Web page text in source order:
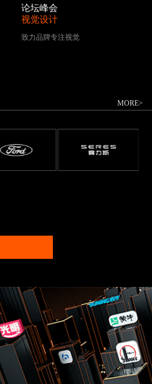
论坛峰会
视觉设计
致力品牌专注视觉
MORE>